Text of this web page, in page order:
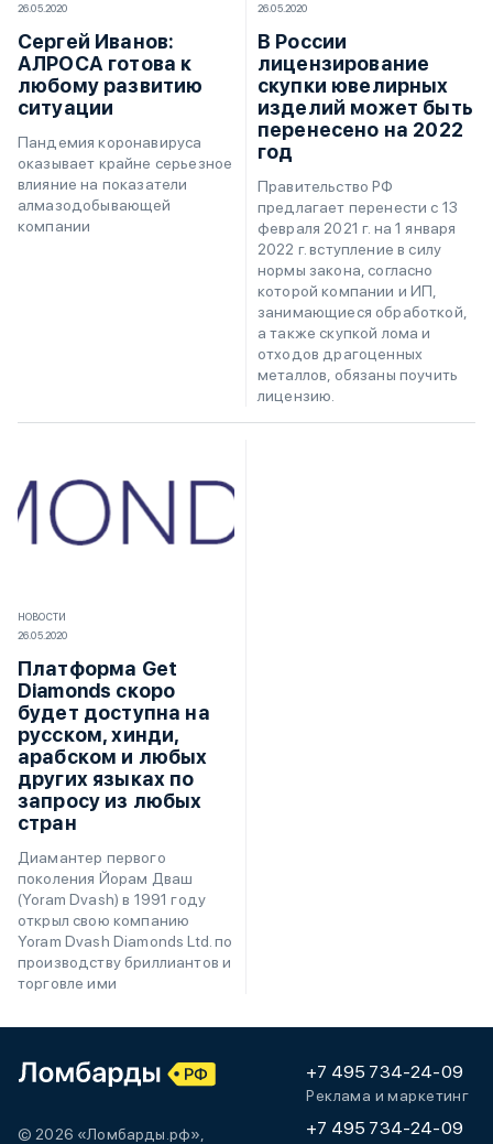
26.05.2020
Сергей Иванов:
АЛРОСА готова к
любому развитию
ситуации
Пандемия коронавируса
оказывает крайне серьезное
влияние на показатели
алмазодобывающей
компании
26.05.2020
В России
лицензирование
скупки ювелирных
изделий может быть
перенесено на 2022
год
Правительство РФ
предлагает перенести с 13
февраля 2021 г. на 1 января
2022 г. вступление в силу
нормы закона, согласно
которой компании и ИП,
занимающиеся обработкой,
а также скупкой лома и
отходов драгоценных
металлов, обязаны поучить
лицензию.
НОВОСТИ
26.05.2020
Платформа Get
Diamonds скоро
будет доступна на
русском, хинди,
арабском и любых
других языках по
запросу из любых
стран
Диамантер первого
поколения Йорам Дваш
(Yoram Dvash) в 1991 году
открыл свою компанию
Yoram Dvash Diamonds Ltd. по
производству бриллиантов и
торговле ими
© 2026 «Ломбарды.рф»,
+7 495 734-24-09
Реклама и маркетинг
+7 495 734-24-09